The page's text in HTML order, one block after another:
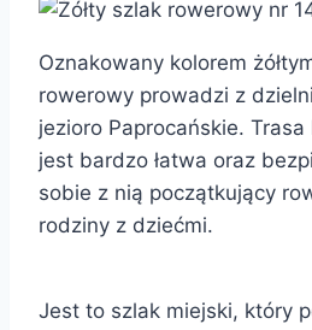
Oznakowany kolorem
rowerowy prowadzi z
jezioro Paprocańskie. Trasa
jest bardzo łatwa oraz
sobie z nią początkujący
rodziny z dziećmi.
Jest to szlak miejski, który